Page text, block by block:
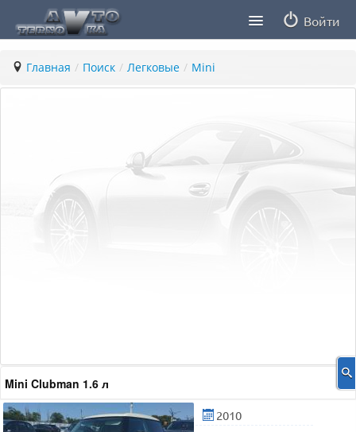
Войти
Статьи
Главная / Поиск / Легковые / Mini
Mini Clubman 1.6 л
2010